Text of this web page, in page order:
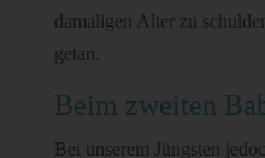
damaligen Alter zu
getan.
Beim zweiten
Bei unserem Jüngsten